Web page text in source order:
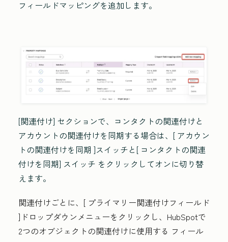
フィールドマッピングを追加します。
[関連付け] セクションで、コンタクトの関連付けと
アカウントの関連付けを同期する場合は、[ アカウン
トの関連付けを同期 ]スイッチと[ コンタクトの関連
付けを同期] スイッチ をクリックしてオンに切り替
えます。
関連付けごとに、[ プライマリー関連付けフィールド
]ドロップダウンメニューをクリックし、HubSpotで
2つのオブジェクトの関連付けに使用する フィール